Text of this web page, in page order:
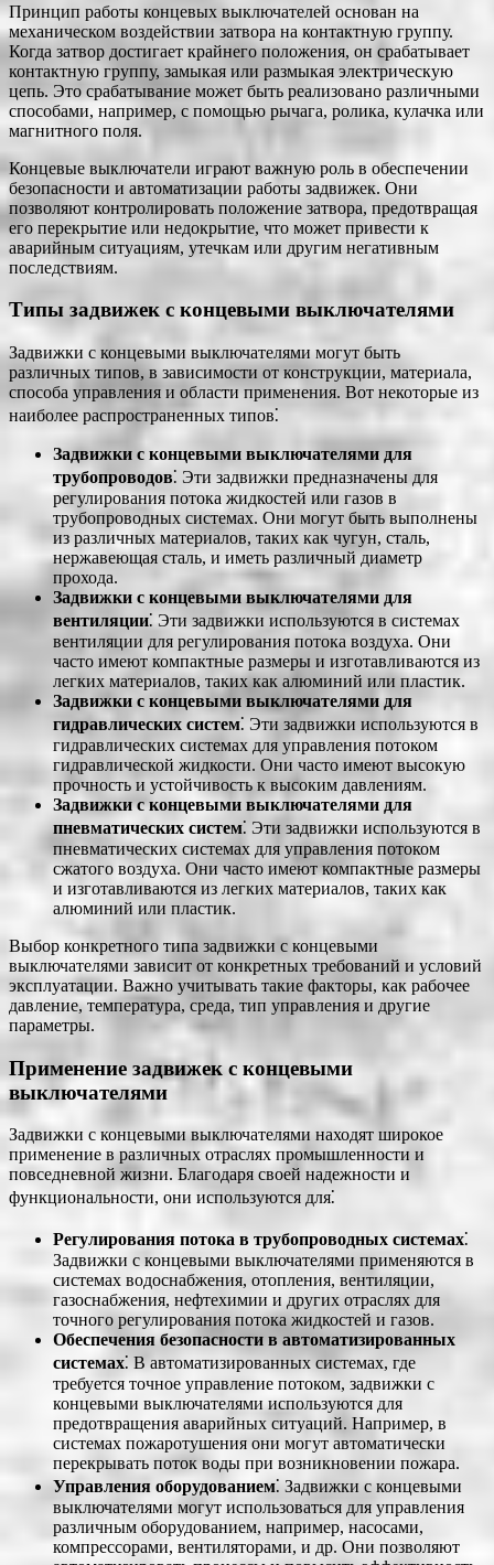
Принцип работы концевых выключателей основан на
механическом воздействии затвора на контактную группу.
Когда затвор достигает крайнего положения, он срабатывает
контактную группу, замыкая или размыкая электрическую
цепь. Это срабатывание может быть реализовано различными
способами, например, с помощью рычага, ролика, кулачка или
магнитного поля.
Концевые выключатели играют важную роль в обеспечении
безопасности и автоматизации работы задвижек. Они
позволяют контролировать положение затвора, предотвращая
его перекрытие или недокрытие, что может привести к
аварийным ситуациям, утечкам или другим негативным
последствиям.
Типы задвижек с концевыми выключателями
Задвижки с концевыми выключателями могут быть
различных типов, в зависимости от конструкции, материала,
способа управления и области применения. Вот некоторые из
наиболее распространенных типов⁚
Задвижки с концевыми выключателями для
трубопроводов⁚ Эти задвижки предназначены для
регулирования потока жидкостей или газов в
трубопроводных системах. Они могут быть выполнены
из различных материалов, таких как чугун, сталь,
нержавеющая сталь, и иметь различный диаметр
прохода.
Задвижки с концевыми выключателями для
вентиляции⁚ Эти задвижки используются в системах
вентиляции для регулирования потока воздуха. Они
часто имеют компактные размеры и изготавливаются из
легких материалов, таких как алюминий или пластик.
Задвижки с концевыми выключателями для
гидравлических систем⁚ Эти задвижки используются в
гидравлических системах для управления потоком
гидравлической жидкости. Они часто имеют высокую
прочность и устойчивость к высоким давлениям.
Задвижки с концевыми выключателями для
пневматических систем⁚ Эти задвижки используются в
пневматических системах для управления потоком
сжатого воздуха. Они часто имеют компактные размеры
и изготавливаются из легких материалов, таких как
алюминий или пластик.
Выбор конкретного типа задвижки с концевыми
выключателями зависит от конкретных требований и условий
эксплуатации. Важно учитывать такие факторы, как рабочее
давление, температура, среда, тип управления и другие
параметры.
Применение задвижек с концевыми
выключателями
Задвижки с концевыми выключателями находят широкое
применение в различных отраслях промышленности и
повседневной жизни. Благодаря своей надежности и
функциональности, они используются для⁚
Регулирования потока в трубопроводных системах⁚
Задвижки с концевыми выключателями применяются в
системах водоснабжения, отопления, вентиляции,
газоснабжения, нефтехимии и других отраслях для
точного регулирования потока жидкостей и газов.
Обеспечения безопасности в автоматизированных
системах⁚ В автоматизированных системах, где
требуется точное управление потоком, задвижки с
концевыми выключателями используются для
предотвращения аварийных ситуаций. Например, в
системах пожаротушения они могут автоматически
перекрывать поток воды при возникновении пожара.
Управления оборудованием⁚ Задвижки с концевыми
выключателями могут использоваться для управления
различным оборудованием, например, насосами,
компрессорами, вентиляторами, и др. Они позволяют